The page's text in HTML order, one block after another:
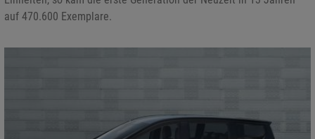
auf 470.600 Exemplare.